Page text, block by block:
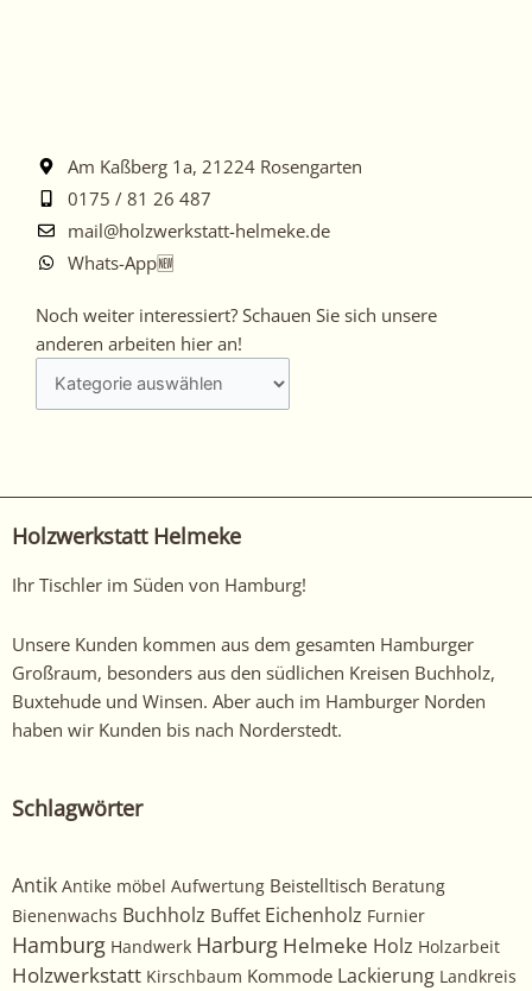
Am Kaßberg 1a, 21224 Rosengarten
0175 / 81 26 487
mail@holzwerkstatt-helmeke.de
Whats-App🆕
Noch weiter interessiert? Schauen Sie sich unsere
anderen arbeiten hier an!
Noch
weiter
Schauen
arbeiten
an!
Holzwerkstatt Helmeke
Ihr Tischler im Süden von Hamburg!
Unsere Kunden kommen aus dem gesamten Hamburger
Großraum, besonders aus den südlichen Kreisen Buchholz,
Buxtehude und Winsen. Aber auch im Hamburger Norden
haben wir Kunden bis nach Norderstedt.
Schlagwörter
Antik Antike möbel Aufwertung Beistelltisch Beratung
Bienenwachs Buchholz Buffet Eichenholz Furnier
Hamburg Handwerk Harburg Helmeke Holz Holzarbeit
Holzwerkstatt Kirschbaum Kommode Lackierung Landkreis